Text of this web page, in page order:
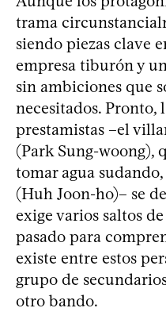
trama
siendo piezas clave
empresa tiburón y
sin ambiciones que
necesitados. Pronto,
prestamistas –el
(Park Sung-woong),
tomar agua
(Huh Joon-ho)– se
exige varios saltos
pasado para
existe entre estos
grupo de
otro bando.